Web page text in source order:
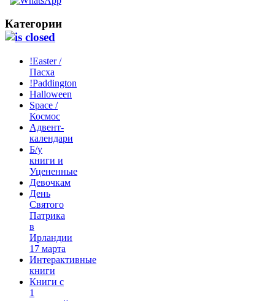
Категории
!Easter /
Пасха
!Paddington
Halloween
Space /
Космос
Адвент-
календари
Б/у
книги и
Уцененные
Девочкам
День
Святого
Патрика
в
Ирландии
17 марта
Интерактивные
книги
Книги с
1